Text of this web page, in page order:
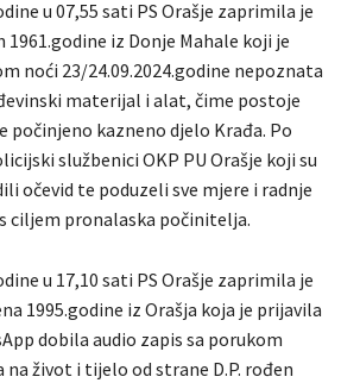
u 07,55 sati PS Orašje zaprimila je
1961.godine iz Donje Mahale koji je
noći 23/24.09.2024.godine nepoznata
materijal i alat, čime postoje
počinjeno kazneno djelo Krađa. Po
službenici OKP PU Orašje koji su
očevid te poduzeli sve mjere i radnje
ciljem pronalaska počinitelja.
u 17,10 sati PS Orašje zaprimila je
1995.godine iz Orašja koja je prijavila
dobila audio zapis sa porukom
na život i tijelo od strane D.P. rođen